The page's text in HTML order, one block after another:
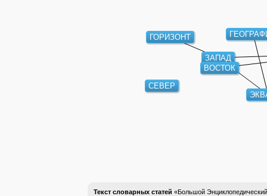
ЗАПАД
ВОСТОК
ГОРИЗОНТ
СЕВЕР
Текст словарных статей «Большой